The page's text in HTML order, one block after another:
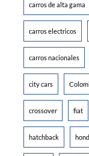
carros de alta gama
carros electricos
carros nacionales
city cars
crossover fiat
hatchback